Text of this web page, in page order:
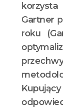
Gartner
roku